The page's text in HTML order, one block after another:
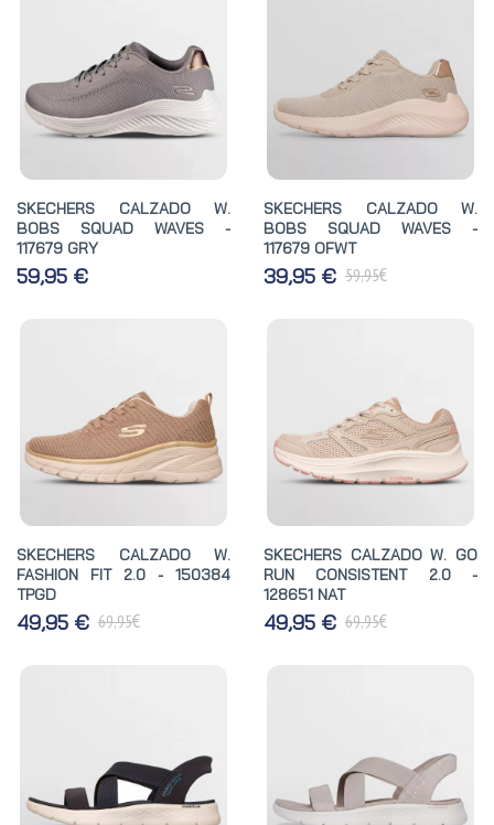
SKECHERS CALZADO W.
BOBS SQUAD WAVES -
117679 GRY
59,95 €
SKECHERS CALZADO W.
BOBS SQUAD WAVES -
117679 OFWT
39,95 € 59,95€
SKECHERS CALZADO W.
FASHION FIT 2.0 - 150384
TPGD
49,95 € 69,95€
SKECHERS CALZADO W. GO
RUN CONSISTENT 2.0 -
128651 NAT
49,95 € 69,95€